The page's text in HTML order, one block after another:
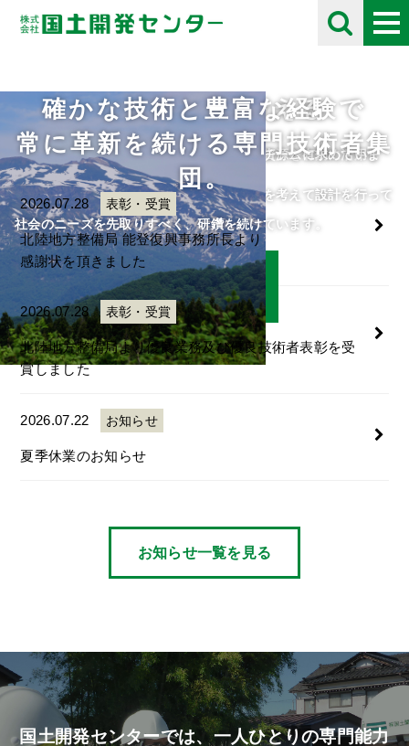
未来の自然を考える
住民や将来の子供たちのために、限られた資源を有効に活用し
て、
人・自然・環境・街との調和と未来の自然を考えて設計を行って
います。
詳細はこちら
採用情報
自分の好きな事にとことん打ち込める人をチームに求めていま
す。
ご応募をお待ちしております。
詳細はこちら
確かな技術と豊富な経験で
常に革新を続ける専門技術者集
団。
社会のニーズを先取りすべく、研鑽を続けています。
お知らせ
Information
2026.07.28 表彰・受賞
北陸地方整備局 能登復興事務所長より
感謝状を頂きました
2026.07.28 表彰・受賞
北陸地方整備局より優良業務及び優良技術者表彰を受
賞しました
2026.07.22 お知らせ
夏季休業のお知らせ
お知らせ一覧を見る
国土開発センターでは、一人ひとりの専門能力